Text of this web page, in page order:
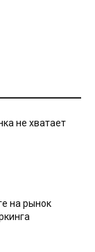
не хватает
на рынок